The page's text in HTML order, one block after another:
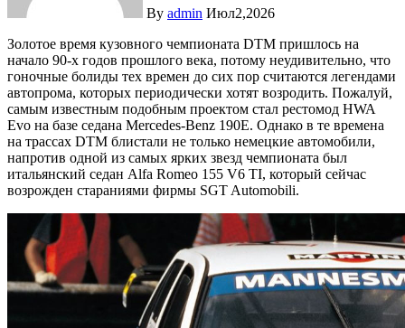
By admin Июл2,2026
Золотое время кузовного чемпионата DTM пришлось на
начало 90-х годов прошлого века, потому неудивительно, что
гоночные болиды тех времен до сих пор считаются легендами
автопрома, которых периодически хотят возродить. Пожалуй,
самым известным подобным проектом стал рестомод HWA
Evo на базе седана Mercedes-Benz 190E. Однако в те времена
на трассах DTM блистали не только немецкие автомобили,
напротив одной из самых ярких звезд чемпионата был
итальянский седан Alfa Romeo 155 V6 TI, который сейчас
возрожден стараниями фирмы SGT Automobili.